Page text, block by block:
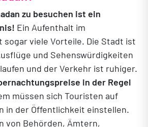
zu besuchen ist ein
Ein Aufenthalt im
sogar viele Vorteile. Die Stadt ist
und Sehenswürdigkeiten
und der Verkehr ist ruhiger.
in der Regel
müssen sich Touristen auf
in der Öffentlichkeit einstellen.
von Behörden, Ämtern,